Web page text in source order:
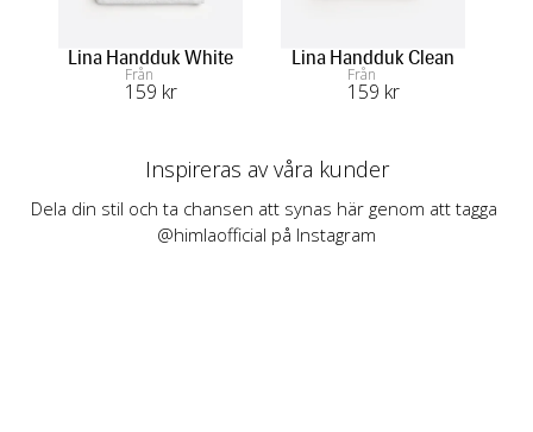
Lina Handduk White
Från
159 kr
Lina Handduk Clean
Från
159 kr
Inspireras av våra kunder
Dela din stil och ta chansen att synas här genom att tagga
@himlaofficial på Instagram